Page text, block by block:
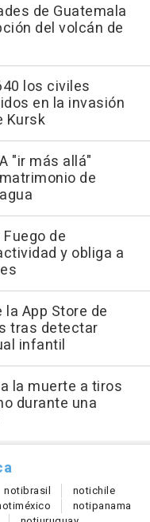
de Guatemala
del volcán de
los civiles
en la invasión
Kursk
"ir más allá"
de
de
y obliga a
App Store de
tras detectar
infantil
la muerte a tiros
durante una
notibrasil notichile
méxico notipanama